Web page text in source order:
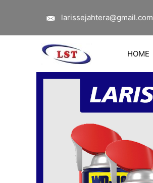
larissejahtera@gmail.com
HOME